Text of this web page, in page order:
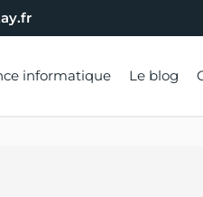
informatique Le blog